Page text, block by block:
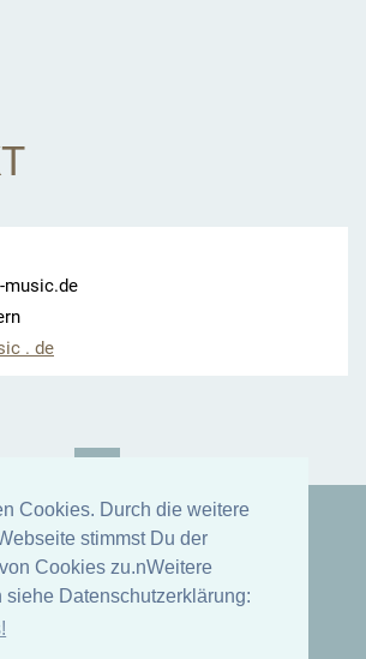
Cookies. Durch die weitere
stimmst Du der
Cookies zu.nWeitere
siehe Datenschutzerklärung:
. de
Alle Rechte vorbehalten.
Website gratis!